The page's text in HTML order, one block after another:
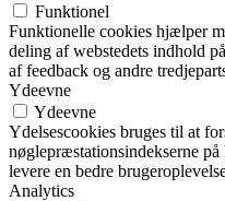
Funktionel
Funktionelle cookies hjælper
deling af webstedets indhold
af feedback og andre
Ydeevne
Ydeevne
Ydelsescookies bruges til at
nøglepræstationsindekserne
levere en bedre
Analytics